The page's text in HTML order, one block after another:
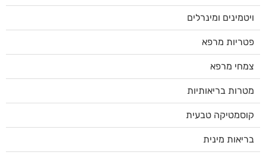
ויטמינים ומינרלים
פטריות מרפא
צמחי מרפא
מטרות בריאותיות
קוסמטיקה טבעית
בריאות מינית